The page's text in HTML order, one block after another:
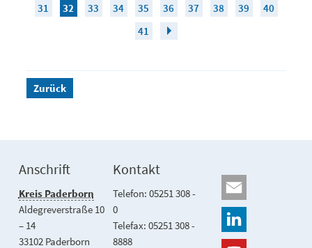
31
32 33 34 35 36 37 38 39
40
41
Zurück
Anschrift
Kreis Paderborn
Aldegreverstraße 10
– 14
33102 Paderborn
Kontakt
Telefon: 05251 308 -
0
Telefax: 05251 308 -
8888